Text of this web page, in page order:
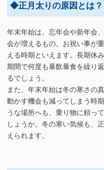
◆正月太りの原因とは？
年末年始は、忘年会や新年会
会が増えるもの。お祝い事が
える時期といえます。長期休
期間で何度も暴飲暴食を繰り
るでしょう。
また、年末年始は冬の寒さの
動かす機会も減ってしまう時
うな場所へも、乗り物に頼っ
しょうか。冬の寒い気候も、
えられます。